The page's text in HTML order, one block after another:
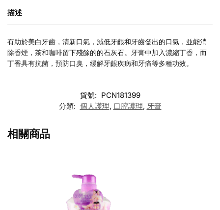
描述
有助於美白牙齒，清新口氣，減低牙齦和牙齒發出的口氣，並能消
除香煙，茶和咖啡留下殘餘的的石灰石。牙膏中加入濃縮丁香，而
丁香具有抗菌，預防口臭，緩解牙齦疾病和牙痛等多種功效。
貨號: PCN181399
分類: 個人護理, 口腔護理, 牙膏
相關商品